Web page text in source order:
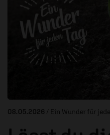
ERZÄHL MAL
AUDIOTHEK
PROGRAMM
08.05.2026 / Ein Wunder für